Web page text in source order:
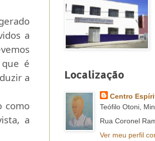
a
é
a
como
a
Localização
Centro
Teófilo Otoni,
Rua Coronel
Ver meu perfil